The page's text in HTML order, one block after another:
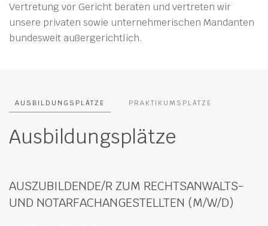
Vertretung vor Gericht beraten und vertreten wir
unsere privaten sowie unternehmerischen Mandanten
bundesweit außergerichtlich.
AUSBILDUNGSPLÄTZE PRAKTIKUMSPLÄTZE
Ausbildungsplätze
AUSZUBILDENDE/R ZUM RECHTSANWALTS-
UND NOTARFACHANGESTELLTEN (M/W/D)